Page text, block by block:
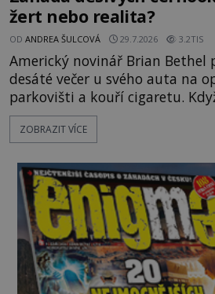
žert nebo realita?
OD ANDREA ŠULCOVÁ 29.7.2026 3.2TIS
Americký novinář Brian Bethel
desáté večer u svého auta na
parkovišti a kouří cigaretu.
chystá se nastoupit do auta,
mladí chlapci, kterým může
pouhých několik minut od
zeptá se suverénně jeden z nich.
ZOBRAZIT VÍCE